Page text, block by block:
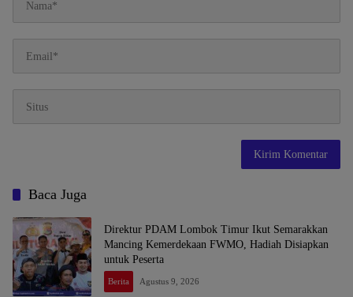
Baca Juga
Direktur PDAM Lombok Timur Ikut Semarakkan
Mancing Kemerdekaan FWMO, Hadiah Disiapkan
untuk Peserta
Berita Agustus 9, 2026